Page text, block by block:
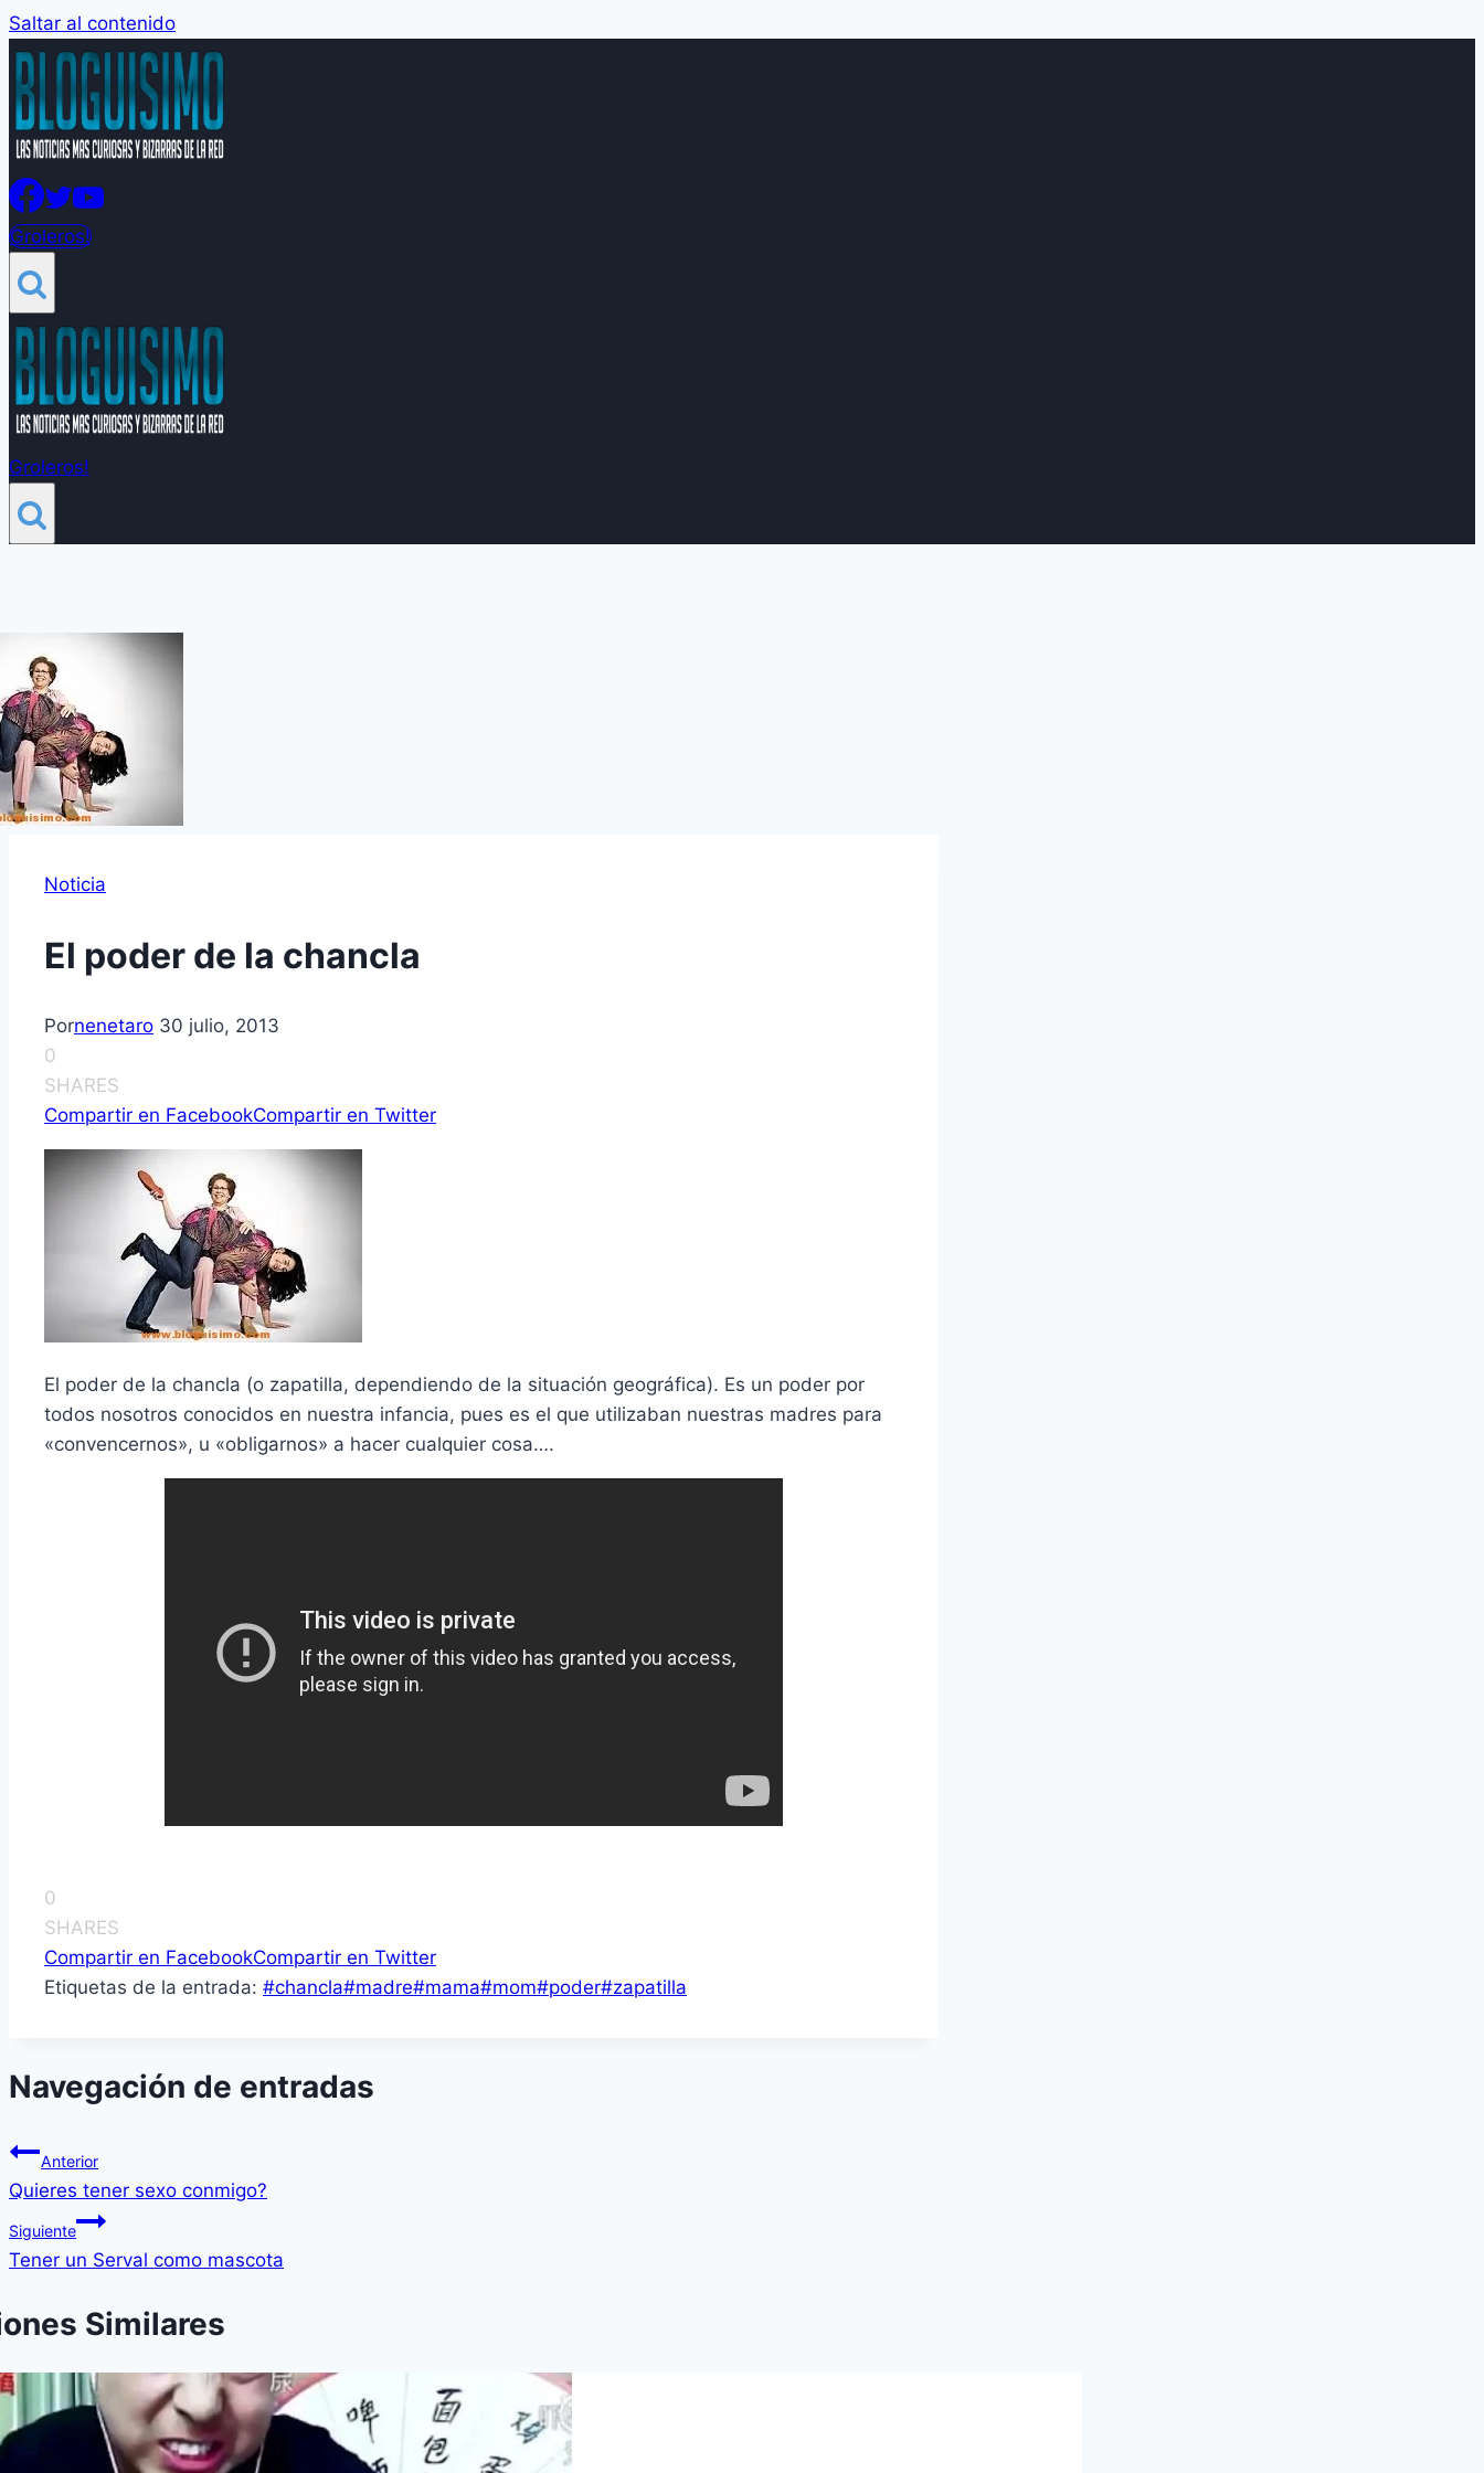
Saltar al contenido
Groleros!
Groleros!
Noticia
El poder de la chancla
Pornenetaro 30 julio, 2013
0
SHARES
Compartir en FacebookCompartir en Twitter
El poder de la chancla (o zapatilla, dependiendo de la situación geográfica). Es un poder por
todos nosotros conocidos en nuestra infancia, pues es el que utilizaban nuestras madres para
«convencernos», u «obligarnos» a hacer cualquier cosa….
0
SHARES
Compartir en FacebookCompartir en Twitter
Etiquetas de la entrada: #chancla#madre#mama#mom#poder#zapatilla
Navegación de entradas
Anterior
Quieres tener sexo conmigo?
Siguiente
Tener un Serval como mascota
Similares